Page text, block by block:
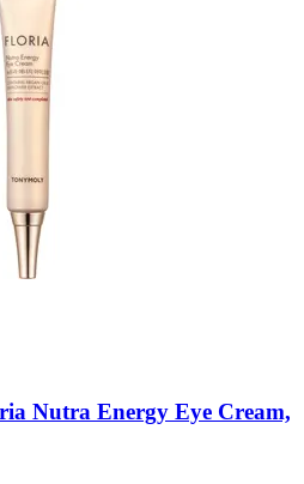
Nutra Energy Eye Cream,